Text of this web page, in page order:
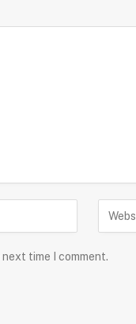
time I comment.